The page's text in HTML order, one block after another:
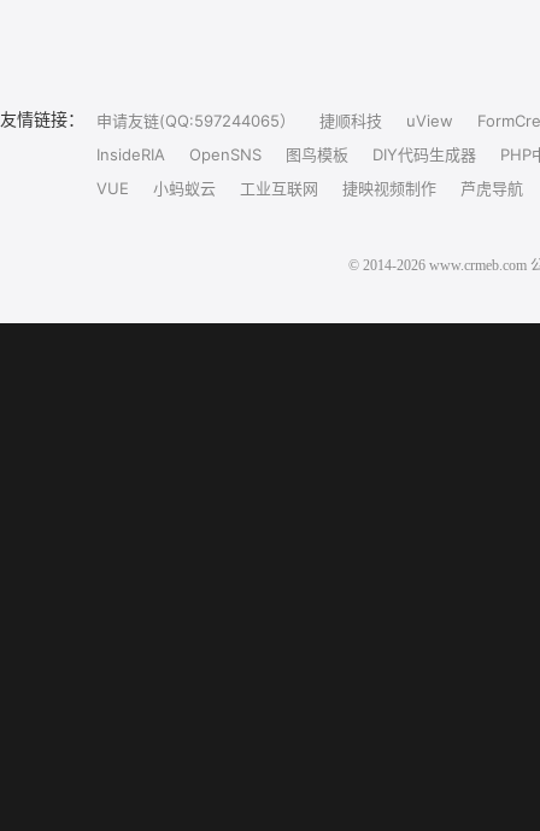
友情链接： 申请友链(QQ:597244065） 捷顺科技 uView
InsideRIA
OpenSNS 图鸟模板 DIY代码生成器
PHP
VUE
小蚂蚁云 工业互联网 捷映视频制作 芦虎导航
© 2014-2026